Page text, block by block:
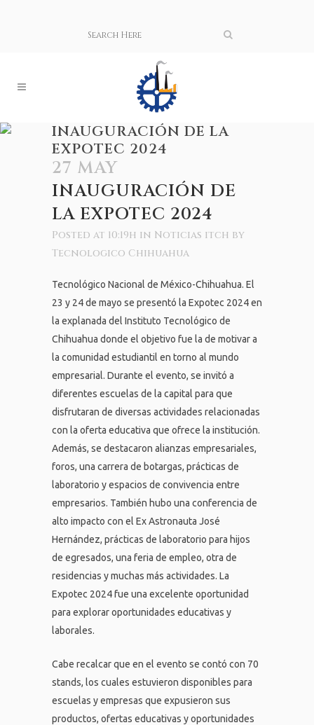
INAUGURACIÓN DE LA
EXPOTEC 2024
27 MAY
INAUGURACIÓN DE
LA EXPOTEC 2024
Posted at 10:19h in Noticias itch by
Tecnologico Chihuahua
Tecnológico Nacional de México-Chihuahua. El
23 y 24 de mayo se presentó la Expotec 2024 en
la explanada del Instituto Tecnológico de
Chihuahua donde el objetivo fue la de motivar a
la comunidad estudiantil en torno al mundo
empresarial. Durante el evento, se invitó a
diferentes escuelas de la capital para que
disfrutaran de diversas actividades relacionadas
con la oferta educativa que ofrece la institución.
Además, se destacaron alianzas empresariales,
foros, una carrera de botargas, prácticas de
laboratorio y espacios de convivencia entre
empresarios. También hubo una conferencia de
alto impacto con el Ex Astronauta José
Hernández, prácticas de laboratorio para hijos
de egresados, una feria de empleo, otra de
residencias y muchas más actividades. La
Expotec 2024 fue una excelente oportunidad
para explorar oportunidades educativas y
laborales.
Cabe recalcar que en el evento se contó con 70
stands, los cuales estuvieron disponibles para
escuelas y empresas que expusieron sus
productos, ofertas educativas y oportunidades